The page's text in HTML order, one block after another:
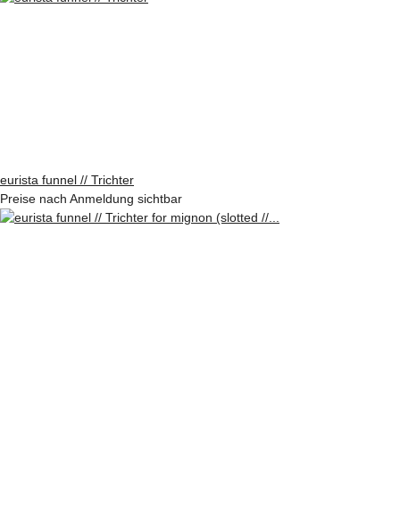
eurista funnel // Trichter
Preise nach Anmeldung sichtbar